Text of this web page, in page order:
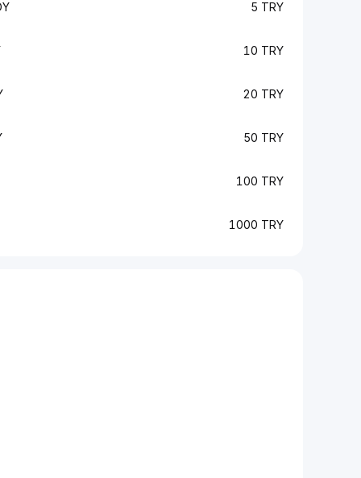
5 TRY
10 TRY
20 TRY
50 TRY
100 TRY
1000 TRY